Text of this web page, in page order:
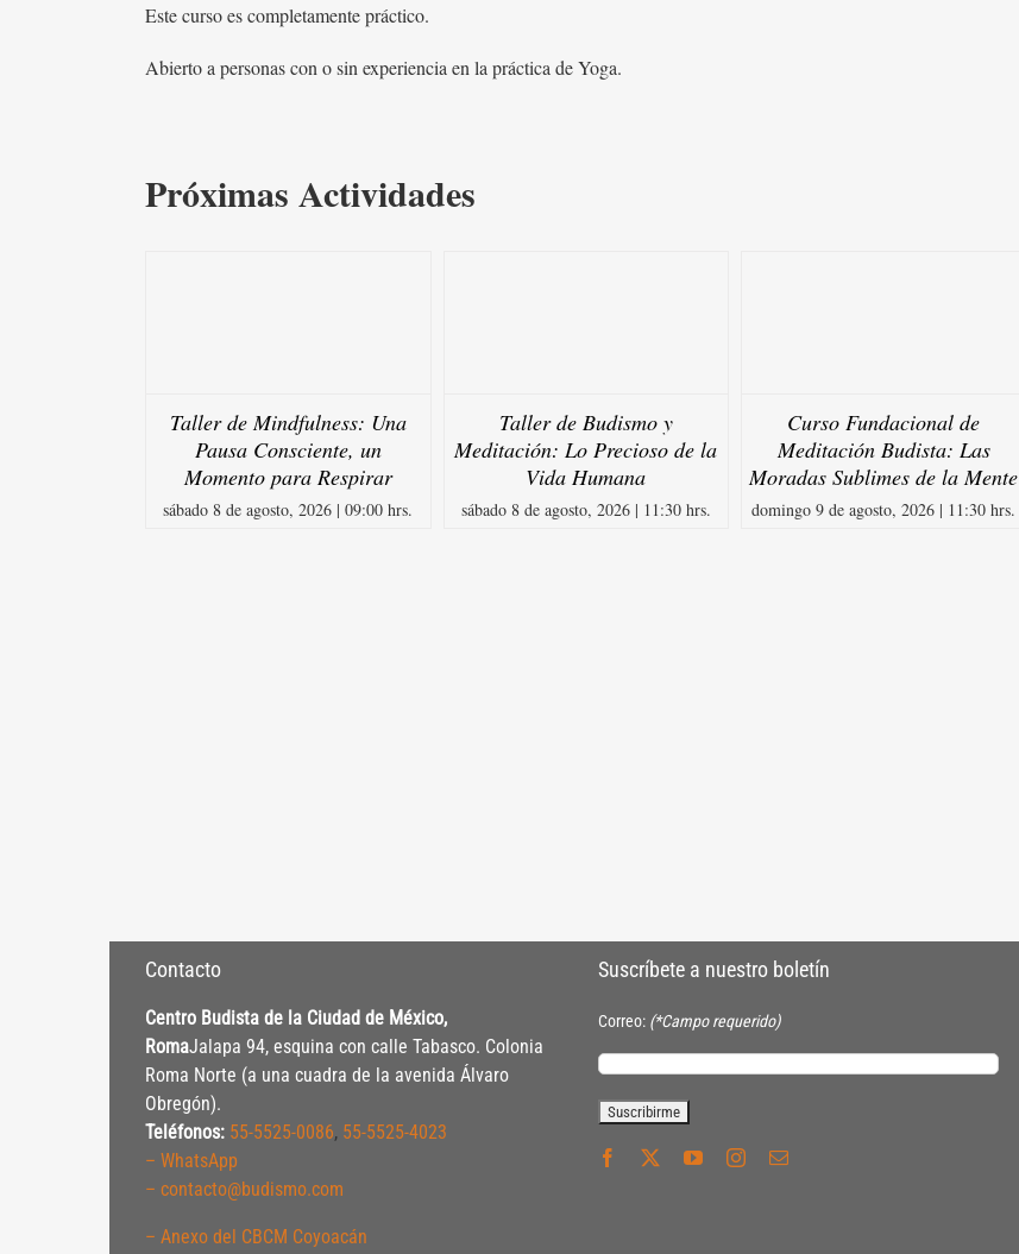
Este curso es completamente práctico.
Abierto a personas con o sin experiencia en la práctica de Yoga.
Próximas Actividades
Taller de Mindfulness: Una
Pausa Consciente, un
Momento para Respirar
sábado 8 de agosto, 2026 | 09:00 hrs.
Taller de Budismo y
Meditación: Lo Precioso de la
Vida Humana
sábado 8 de agosto, 2026 | 11:30 hrs.
Curso Fundacional de
Meditación Budista: Las
Moradas Sublimes de la Mente
domingo 9 de agosto, 2026 | 11:30 hrs.
Contacto
Centro Budista de la Ciudad de México,
RomaJalapa 94, esquina con calle Tabasco. Colonia
Roma Norte (a una cuadra de la avenida Álvaro
Obregón).
Teléfonos: 55-5525-0086, 55-5525-4023
– WhatsApp
– contacto@budismo.com
– Anexo del CBCM Coyoacán
Suscríbete a nuestro boletín
Correo: (*Campo requerido)